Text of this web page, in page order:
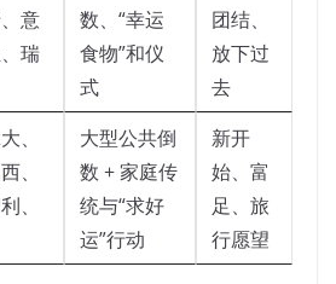
意
瑞
数、“幸运
食物”和仪
式
团结、
放下过
去
、
、
、
大型公共倒
数 + 家庭传
统与“求好
运”行动
新开
始、富
足、旅
行愿望